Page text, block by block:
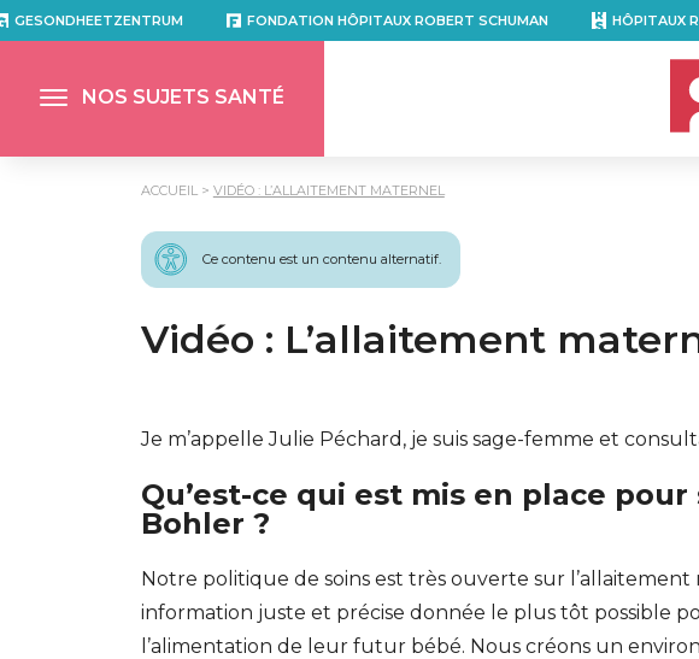
GESONDHEETZENTRUM FONDATION HÔPITAUX ROBERT SCHUMAN HÔPITAUX
NOS SUJETS SANTÉ
ACCUEIL VIDÉO : L’ALLAITEMENT MATERNEL
Ce contenu est un contenu alternatif.
Vidéo : L’allaitement
Je m’appelle Julie Péchard, je suis sage-femme et
Qu’est-ce qui est mis en place
Bohler ?
Notre politique de soins est très ouverte sur
information juste et précise donnée le plus tôt possible
l’alimentation de leur futur bébé. Nous créons un